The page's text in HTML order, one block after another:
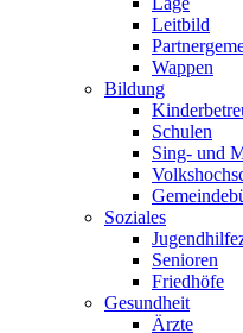
Leitbild
Wappen
Bildung
Schulen
Sing- und
Soziales
Senioren
Friedhöfe
Gesundheit
Ärzte